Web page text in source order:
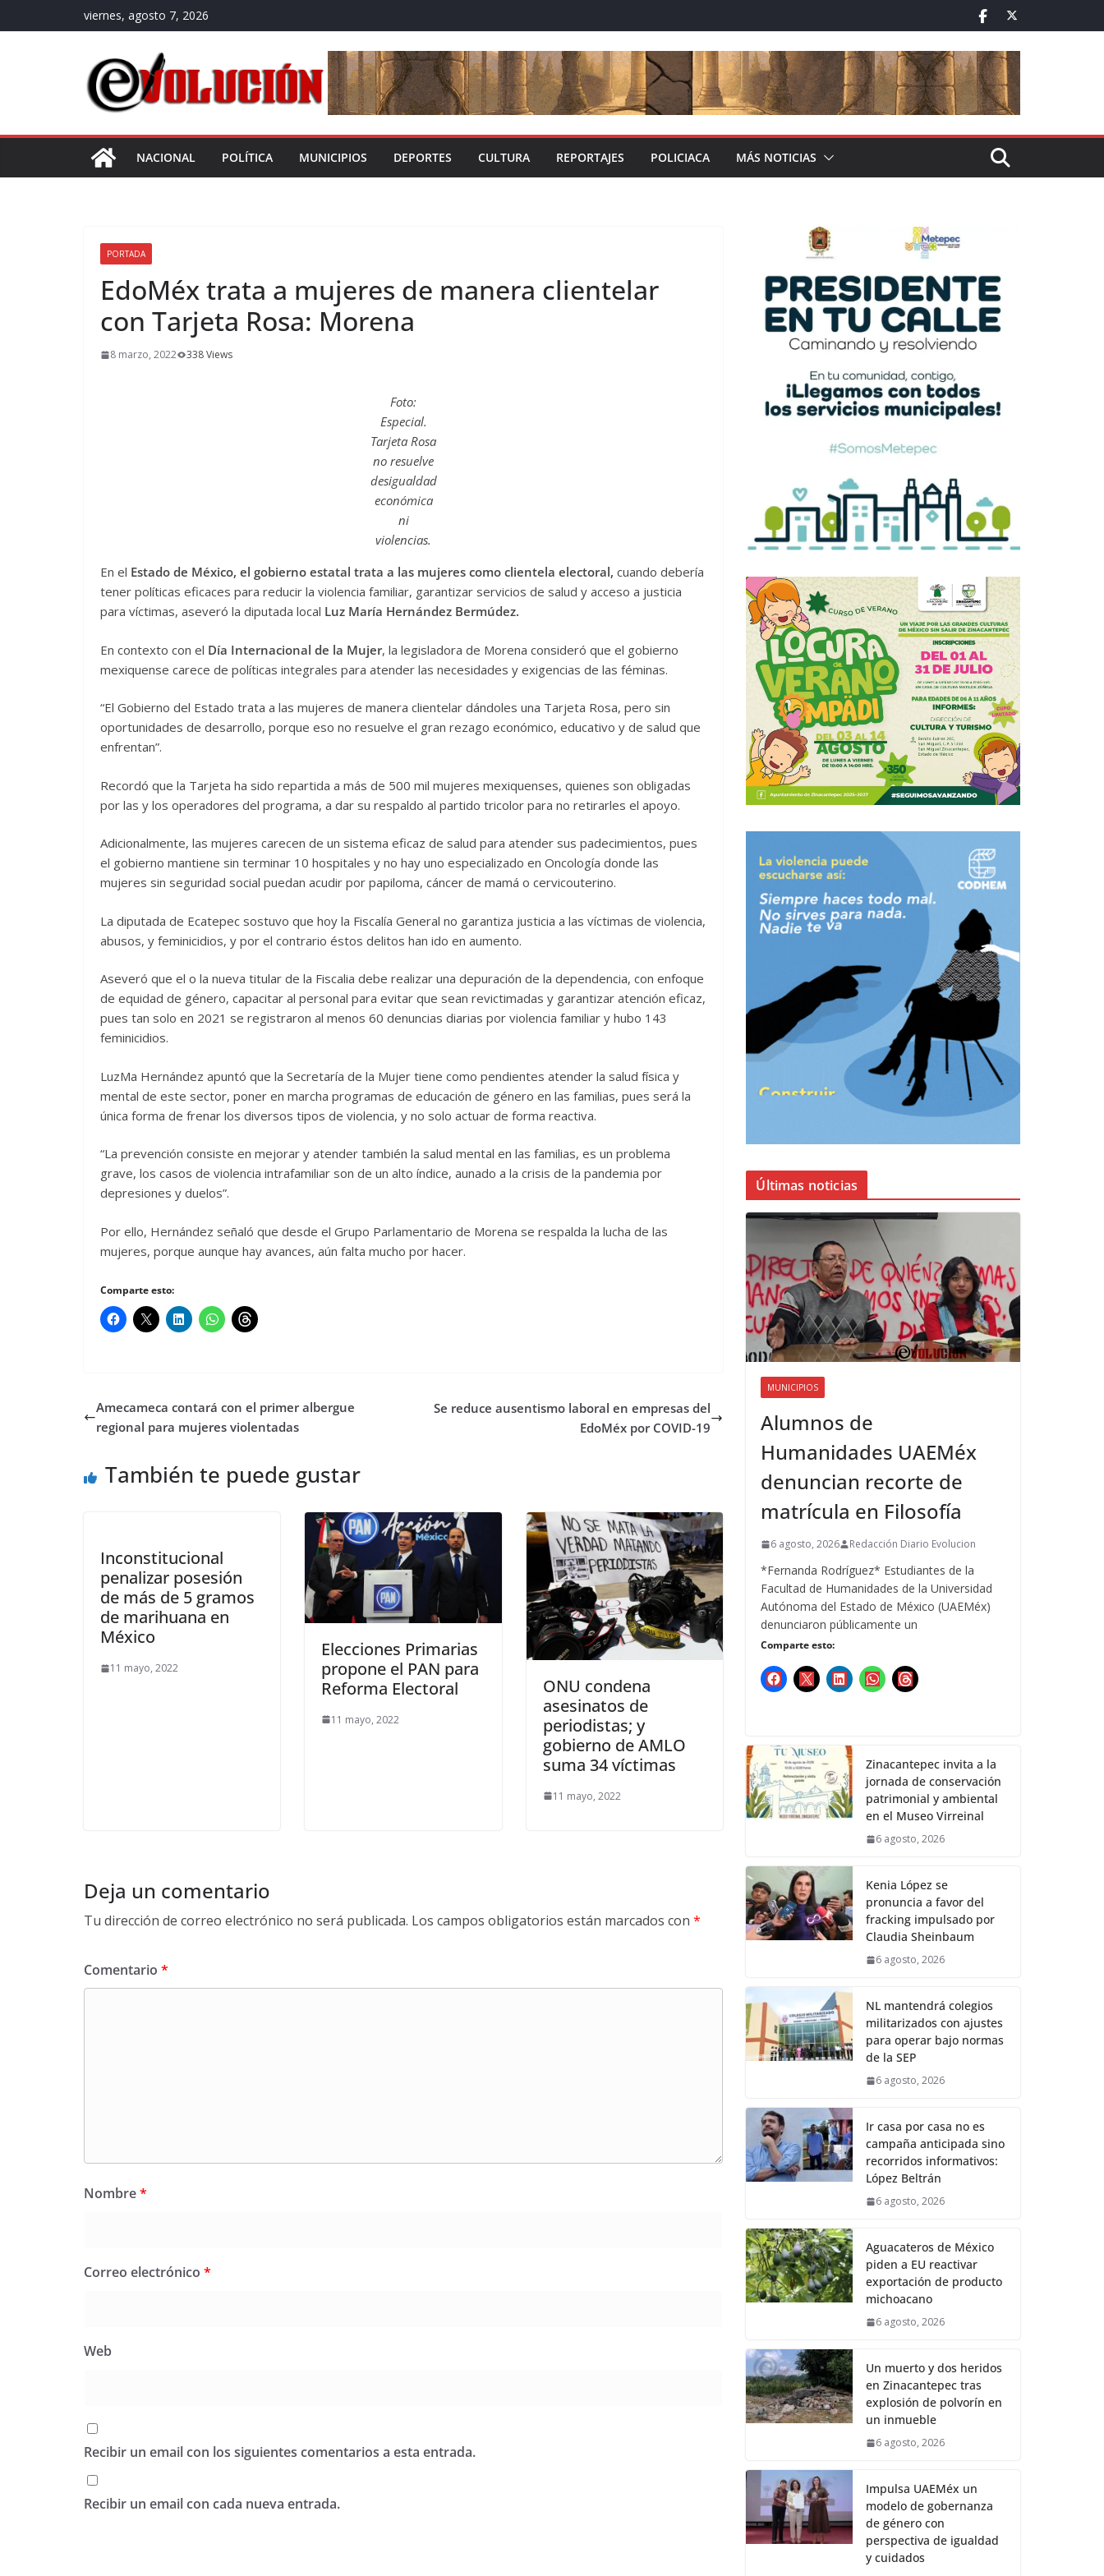
al
viernes, agosto 7, 2026
NACIONAL POLÍTICA MUNICIPIOS DEPORTES CULTURA REPORTAJES POLICIACA MÁS NOTICIAS
PORTADA
EdoMéx trata a mujeres de manera clientelar
con Tarjeta Rosa: Morena
8 marzo, 2022 338 Views
Foto:
Especial.
Tarjeta Rosa
no resuelve
desigualdad
económica
ni
violencias.
En el Estado de México, el gobierno estatal trata a las mujeres como clientela electoral, cuando debería
tener políticas eficaces para reducir la violencia familiar, garantizar servicios de salud y acceso a justicia
para víctimas, aseveró la diputada local Luz María Hernández Bermúdez.
En contexto con el Día Internacional de la Mujer, la legisladora de Morena consideró que el gobierno
mexiquense carece de políticas integrales para atender las necesidades y exigencias de las féminas.
“El Gobierno del Estado trata a las mujeres de manera clientelar dándoles una Tarjeta Rosa, pero sin
oportunidades de desarrollo, porque eso no resuelve el gran rezago económico, educativo y de salud que
enfrentan”.
Recordó que la Tarjeta ha sido repartida a más de 500 mil mujeres mexiquenses, quienes son obligadas
por las y los operadores del programa, a dar su respaldo al partido tricolor para no retirarles el apoyo.
Adicionalmente, las mujeres carecen de un sistema eficaz de salud para atender sus padecimientos, pues
el gobierno mantiene sin terminar 10 hospitales y no hay uno especializado en Oncología donde las
mujeres sin seguridad social puedan acudir por papiloma, cáncer de mamá o cervicouterino.
La diputada de Ecatepec sostuvo que hoy la Fiscalía General no garantiza justicia a las víctimas de violencia,
abusos, y feminicidios, y por el contrario éstos delitos han ido en aumento.
Aseveró que el o la nueva titular de la Fiscalia debe realizar una depuración de la dependencia, con enfoque
de equidad de género, capacitar al personal para evitar que sean revictimadas y garantizar atención eficaz,
pues tan solo en 2021 se registraron al menos 60 denuncias diarias por violencia familiar y hubo 143
feminicidios.
LuzMa Hernández apuntó que la Secretaría de la Mujer tiene como pendientes atender la salud física y
mental de este sector, poner en marcha programas de educación de género en las familias, pues será la
única forma de frenar los diversos tipos de violencia, y no solo actuar de forma reactiva.
“La prevención consiste en mejorar y atender también la salud mental en las familias, es un problema
grave, los casos de violencia intrafamiliar son de un alto índice, aunado a la crisis de la pandemia por
depresiones y duelos”.
Por ello, Hernández señaló que desde el Grupo Parlamentario de Morena se respalda la lucha de las
mujeres, porque aunque hay avances, aún falta mucho por hacer.
Comparte esto:
Amecameca contará con el primer albergue
regional para mujeres violentadas
Se reduce ausentismo laboral en empresas del
EdoMéx por COVID-19
También te puede gustar
Inconstitucional
penalizar posesión
de más de 5 gramos
de marihuana en
México
11 mayo, 2022
Elecciones Primarias
propone el PAN para
Reforma Electoral
11 mayo, 2022
ONU condena
asesinatos de
periodistas; y
gobierno de AMLO
suma 34 víctimas
11 mayo, 2022
Deja un comentario
Tu dirección de correo electrónico no será publicada. Los campos obligatorios están marcados con *
Comentario *
Nombre*
Correo electrónico *
Web
Recibir un email con los siguientes comentarios a esta entrada.
Recibir un email con cada nueva entrada.
Últimas noticias
MUNICIPIOS
Alumnos de
Humanidades UAEMéx
denuncian recorte de
matrícula en Filosofía
6 agosto, 2026 Redacción Diario Evolucion
*Fernanda Rodríguez* Estudiantes de la
Facultad de Humanidades de la Universidad
Autónoma del Estado de México (UAEMéx)
denunciaron públicamente un
Comparte esto:
Zinacantepec invita a la
jornada de conservación
patrimonial y ambiental
en el Museo Virreinal
6 agosto, 2026
Kenia López se
pronuncia a favor del
fracking impulsado por
Claudia Sheinbaum
6 agosto, 2026
NL mantendrá colegios
militarizados con ajustes
para operar bajo normas
de la SEP
6 agosto, 2026
Ir casa por casa no es
campaña anticipada sino
recorridos informativos:
López Beltrán
6 agosto, 2026
Aguacateros de México
piden a EU reactivar
exportación de producto
michoacano
6 agosto, 2026
Un muerto y dos heridos
en Zinacantepec tras
explosión de polvorín en
un inmueble
6 agosto, 2026
Impulsa UAEMéx un
modelo de gobernanza
de género con
perspectiva de igualdad
y cuidados